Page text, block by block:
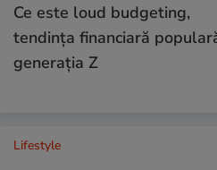
Ce este loud budgeting,
tendința financiară
generația Z
Lifestyle